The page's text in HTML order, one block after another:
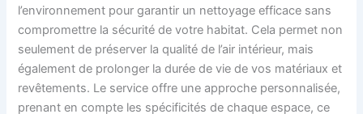
l’environnement pour garantir un nettoyage efficace sans
compromettre la sécurité de votre habitat. Cela permet non
seulement de préserver la qualité de l’air intérieur, mais
également de prolonger la durée de vie de vos matériaux et
revêtements. Le service offre une approche personnalisée,
prenant en compte les spécificités de chaque espace, ce